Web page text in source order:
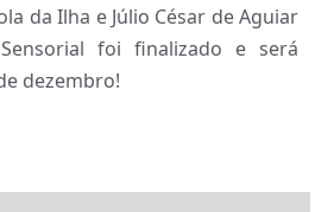
da Ilha e Júlio César de Aguiar
foi finalizado e será
dezembro!